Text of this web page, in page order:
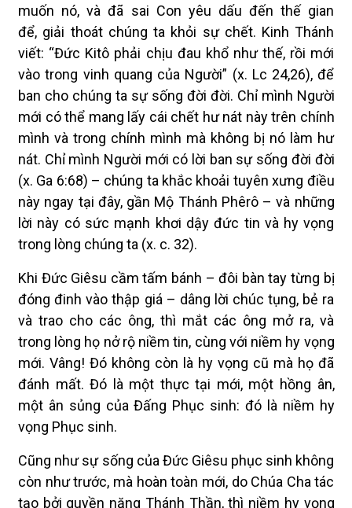
muốn nó, và đã sai Con yêu dấu đến thế gian
để, giải thoát chúng ta khỏi sự chết. Kinh Thánh
viết: “Đức Kitô phải chịu đau khổ như thế, rồi mới
vào trong vinh quang của Người” (x. Lc 24,26), để
ban cho chúng ta sự sống đời đời. Chỉ mình Người
mới có thể mang lấy cái chết hư nát này trên chính
mình và trong chính mình mà không bị nó làm hư
nát. Chỉ mình Người mới có lời ban sự sống đời đời
(x. Ga 6:68) – chúng ta khắc khoải tuyên xưng điều
này ngay tại đây, gần Mộ Thánh Phêrô – và những
lời này có sức mạnh khơi dậy đức tin và hy vọng
trong lòng chúng ta (x. c. 32).
Khi Đức Giêsu cầm tấm bánh – đôi bàn tay từng bị
đóng đinh vào thập giá – dâng lời chúc tụng, bẻ ra
và trao cho các ông, thì mắt các ông mở ra, và
trong lòng họ nở rộ niềm tin, cùng với niềm hy vọng
mới. Vâng! Đó không còn là hy vọng cũ mà họ đã
đánh mất. Đó là một thực tại mới, một hồng ân,
một ân sủng của Đấng Phục sinh: đó là niềm hy
vọng Phục sinh.
Cũng như sự sống của Đức Giêsu phục sinh không
còn như trước, mà hoàn toàn mới, do Chúa Cha tác
tạo bởi quyền năng Thánh Thần, thì niềm hy vọng